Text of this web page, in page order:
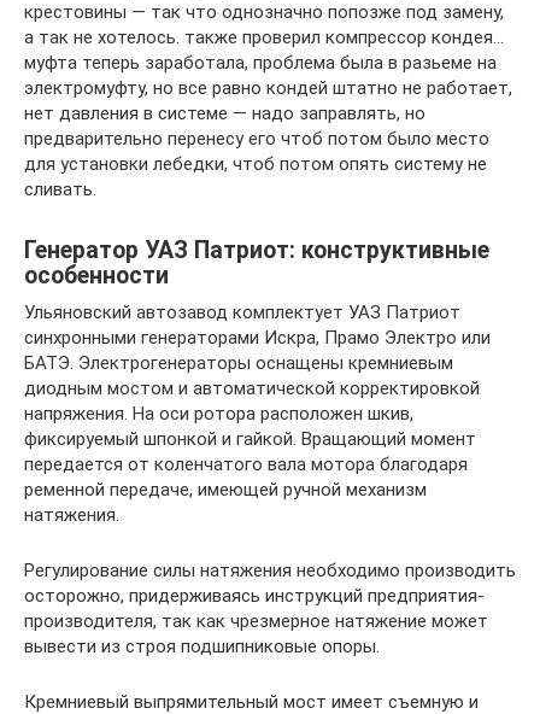
крестовины — так что однозначно попозже под замену,
а так не хотелось. также проверил компрессор кондея…
муфта теперь заработала, проблема была в разьеме на
электромуфту, но все равно кондей штатно не работает,
нет давления в системе — надо заправлять, но
предварительно перенесу его чтоб потом было место
для установки лебедки, чтоб потом опять систему не
сливать.
Генератор УАЗ Патриот: конструктивные
особенности
Ульяновский автозавод комплектует УАЗ Патриот
синхронными генераторами Искра, Прамо Электро или
БАТЭ. Электрогенераторы оснащены кремниевым
диодным мостом и автоматической корректировкой
напряжения. На оси ротора расположен шкив,
фиксируемый шпонкой и гайкой. Вращающий момент
передается от коленчатого вала мотора благодаря
ременной передаче, имеющей ручной механизм
натяжения.
Регулирование силы натяжения необходимо производить
осторожно, придерживаясь инструкций предприятия-
производителя, так как чрезмерное натяжение может
вывести из строя подшипниковые опоры.
Кремниевый выпрямительный мост имеет съемную и